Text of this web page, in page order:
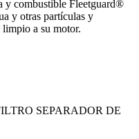
y combustible Fleetguard®
y otras partículas y
limpio a su motor.
SEPARADOR DE